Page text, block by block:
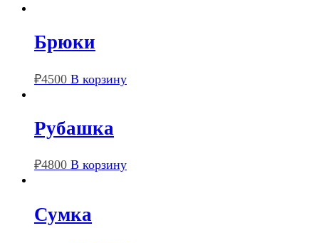
Брюки
₽4500 В корзину
Рубашка
₽4800 В корзину
Сумка